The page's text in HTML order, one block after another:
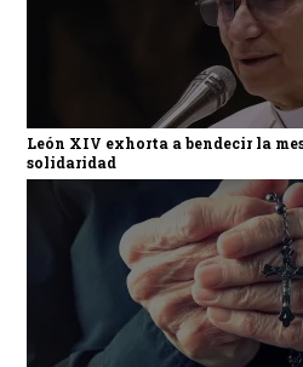
León XIV exhorta a bendecir la
solidaridad